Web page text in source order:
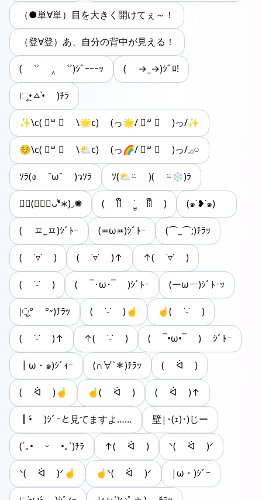
（●単∀単）目を大きく開けてぇ～！
（登∀登）あ、自分の背中が見える！
( ˂˃ ‸ ˂˃)ｼﾞｰｰｰｯ ( →_→)ｼﾞﾛ!
|ૂ•ㅿ•̀ )ﾁﾗ
✨\c( ॑꒳ ॑ \🌟c) (っ🌟/ ॑꒳ ॑ )っ/✨
☺︎\c( ॑꒳ ॑ \⛅️c) (っ🌈/ ॑꒳ ॑ )っ/𓈒𓂂𓏸
ｿﾗ(ง ˘ω˘ )วｿﾗ ｿ(️️️⛅️⍨ )( ⍨❄)ﾗ
✺◟(∗❛ัᴗ❛ั∗)◞✺ ( ꈨຶ ˙̫̮ ꈨຶ )
( ㅍ_ㅍ)ｼﾞﾄｰ (≖ω≖)ｼﾞﾄｰ (⌒_⌒;)ﾁﾗｯ
( ˙▿˙ ) ( ˙▿˙ )↑ ↑( ˙▿˙ )
( ˙-˙ ) ( ¯･ω･¯ )ｼﾞﾄｰ (ーωー)ｼﾞﾄｰｯ
|ू° °‎˶)ﾁﾗｯ ( ˙-˙ )☝ ☝( ˙-˙ )
( ˙-˙ )↑ ↑( ˙-˙ ) ( ¯•ω•¯ ) ｼﾞﾄｰ
┃ω・๑)ｼﾞｨｰ (∩∀`＊)ﾁﾗｯ ( ᐛ )
( ᐛ )☝ ☝( ᐛ ) ( ᐛ )↑
┃•́ )ｼﾞｰと見てますよ…… 壁|･(ｪ)･)じー
(´｡• ᵕ •｡`)ﾁﾗ ↑( ᐛ ) ᐠ( ᐛ )ᐟ
ᐠ( ᐛ )ᐟ☝ ☝ᐠ( ᐛ )ᐟ |ω・)ｼﾞｰ